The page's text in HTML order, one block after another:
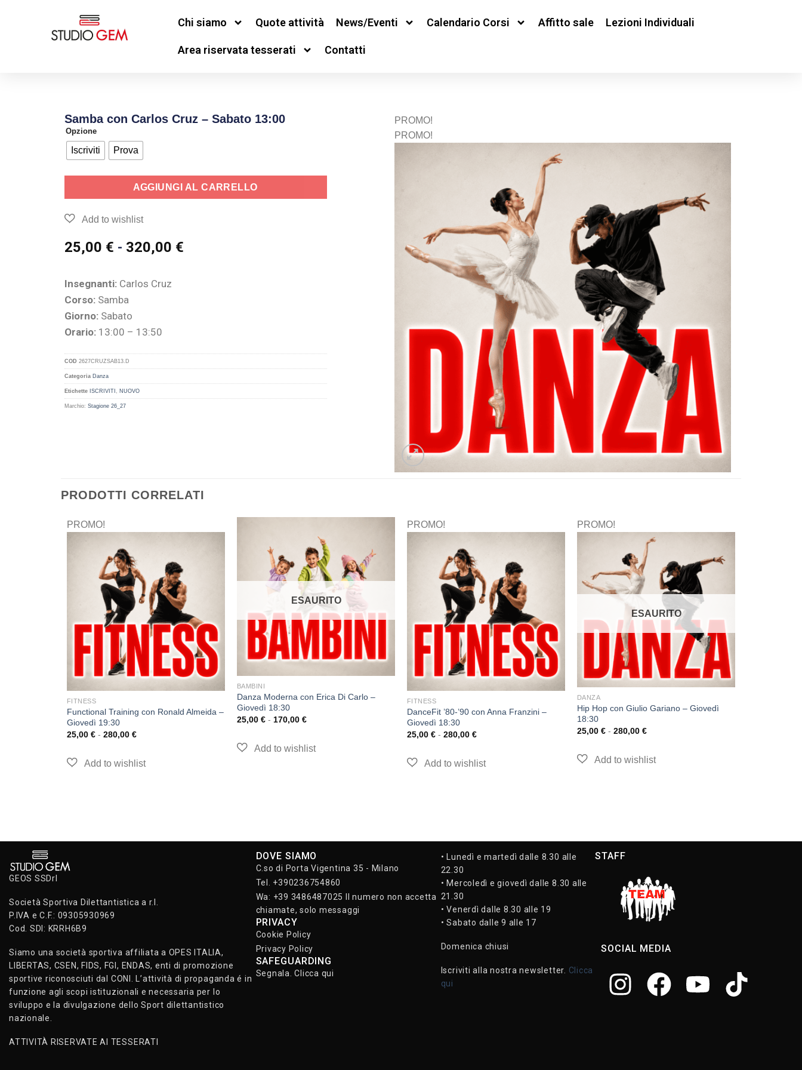
Chi siamo Quote attività News/Eventi Calendario Corsi Affitto sale Lezioni Individuali
Area riservata tesserati Contatti
Samba con Carlos Cruz – Sabato 13:00
Opzione
Iscriviti Prova
AGGIUNGI AL CARRELLO
25,00 € - 320,00 €
Insegnanti:Carlos Cruz
Corso:Samba
Giorno:Sabato
Orario:13:00 – 13:50
COD 2627CRUZSAB13.D
Categoria Danza
Etichette ISCRIVITI NUOVO
Marchio: Stagione 26_27
PROMO!
PROMO!
PRODOTTI CORRELATI
PROMO!
FITNESS
Functional Training con Ronald Almeida –
Giovedì 19:30
25,00 € - 280,00 €
ESAURITO
BAMBINI
Danza Moderna con Erica Di Carlo –
Giovedì 18:30
25,00 € - 170,00 €
PROMO!
FITNESS
DanceFit ’80-’90 con Anna Franzini –
Giovedì 18:30
25,00 € - 280,00 €
PROMO!
ESAURITO
DANZA
Hip Hop con Giulio Gariano – Giovedì
18:30
25,00 € - 280,00 €
GEOS SSDrl
Società Sportiva Dilettantistica a r.l.
P.IVA e C.F.: 09305930969
Cod. SDI: KRRH6B9
Siamo una società sportiva affiliata a OPES ITALIA,
LIBERTAS, CSEN, FIDS, FGI, ENDAS, enti di promozione
sportive riconosciuti dal CONI. L’attività di propaganda é in
funzione agli scopi istituzionali e necessaria per lo
sviluppo e la divulgazione dello Sport dilettantistico
nazionale.
ATTIVITÀ RISERVATE AI TESSERATI
DOVE SIAMO
C.so di Porta Vigentina 35 - Milano
Tel. +390236754860
Wa: +39 3486487025 Il numero non accetta
chiamate, solo messaggi
PRIVACY
Cookie Policy
Privacy Policy
SAFEGUARDING
Segnala. Clicca qui
• Lunedì e martedì dalle 8.30 alle
22.30
• Mercoledì e giovedì dalle 8.30 alle
21.30
• Venerdì dalle 8.30 alle 19
• Sabato dalle 9 alle 17
Domenica chiusi
Iscriviti alla nostra newsletter. Clicca
qui
STAFF
SOCIAL MEDIA